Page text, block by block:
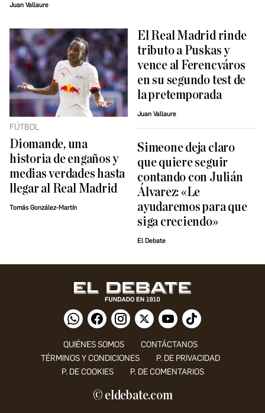
Juan Vallaure
FÚTBOL
Diomande, una
historia de engaños y
medias verdades hasta
llegar al Real Madrid
Tomás González-Martín
El Real Madrid rinde
tributo a Puskas y
vence al Ferencváros
en su segundo test de
la pretemporada
Juan Vallaure
Simeone deja claro
que quiere seguir
contando con Julián
Álvarez: «Le
ayudaremos para que
siga creciendo»
El Debate
QUIÉNES SOMOS
CONTÁCTANOS
TÉRMINOS Y CONDICIONES
P. DE PRIVACIDAD
P. DE COOKIES
P. DE COMENTARIOS
© eldebate.com